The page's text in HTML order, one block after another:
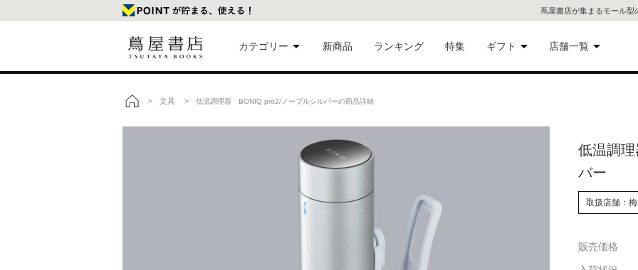
蔦屋書店が集まるモール型
カテゴリー
美術品
本
楽
新商品 ランキング 特集 ギフト 店舗一覧
代官
書店
> 文具 > 低温調理器 BONIQ pro2/ノーブルシルバーの商品詳細
低温調
バー
取扱店舗：
販売価格